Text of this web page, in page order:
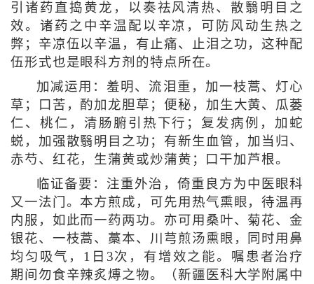
引诸药直捣黄龙，以奏祛风清热、散翳明目之
效。诸药之中辛温配以辛凉，可防风动生热之
弊；辛凉伍以辛温，有止痛、止泪之功，这种配
伍形式也是眼科方剂的特点所在。
加减运用：羞明、流泪重，加一枝蒿、灯心
草；口苦，酌加龙胆草；便秘，加生大黄、瓜蒌
仁、桃仁，清肠腑引热下行；复发病例，加蛇
蜕，加强散翳明目之功；有新生血管，加当归、
赤芍、红花，生蒲黄或炒蒲黄；口干加芦根。
临证备要：注重外治，倚重良方为中医眼科
又一法门。本方煎成，可先用热气熏眼，待温再
内服，如此而一药两功。亦可用桑叶、菊花、金
银花、一枝蒿、藁本、川芎煎汤熏眼，同时用鼻
均匀吸气，1日3次，有增效之能。嘱患者治疗
期间勿食辛辣炙煿之物。
（新疆医科大学附属中